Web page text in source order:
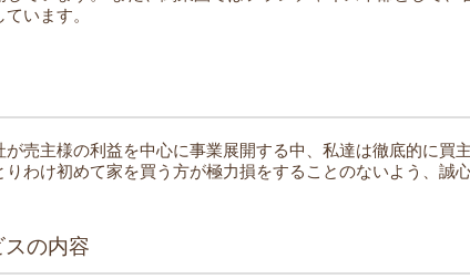
います。
が売主様の利益を中心に事業展開する中、私達は徹底的に買
わけ初めて家を買う方が極力損をすることのないよう、誠
の内容